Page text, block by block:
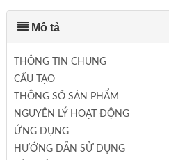
Mô tả
THÔNG TIN CHUNG
CẤU TẠO
THÔNG SỐ SẢN PHẨM
NGUYÊN LÝ HOẠT ĐỘNG
ỨNG DỤNG
HƯỚNG DẪN SỬ DỤNG